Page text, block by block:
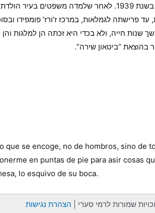
המשוררת והסופרת הארגנטינאית היהודייה לוּאִיסָה פוּטוֹרַנְסְקִי נולדה
וכעורכת, עד פרישתה לגמלאות, במרכז ז’ורז’
חייה, ולא בכדי היא זכתה הן למלגות והן
בהוצאת “ביטאון שירה”.
que se encoge, no de hombros, sino
en puntas de pie para asir cosas
lo esquivo de su boca.
הצהרת נגישות